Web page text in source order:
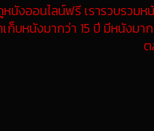
นังออนไลน์ฟรี เรารวบรวม
ก็บหนังมากว่า 15 ปี มีหนังม
ต